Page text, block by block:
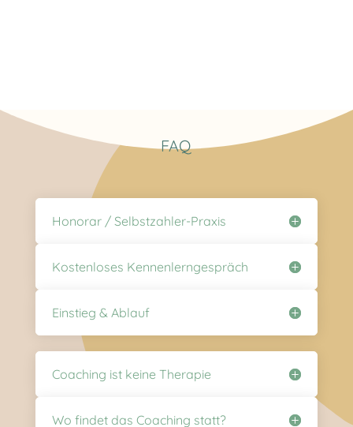
FAQ
Honorar / Selbstzahler-Praxis
Kostenloses Kennenlerngespräch
Einstieg & Ablauf
Coaching ist keine Therapie
Wo findet das Coaching statt?